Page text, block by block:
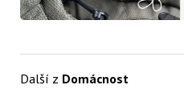
Další z Domácnost